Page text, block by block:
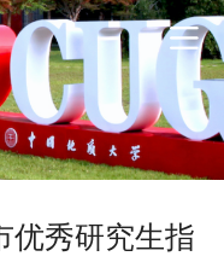
优秀研究生指